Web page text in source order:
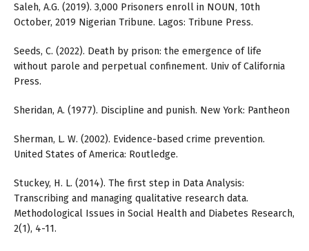
Saleh, A.G. (2019). 3,000 Prisoners enroll in NOUN, 10th
October, 2019 Nigerian Tribune. Lagos: Tribune Press.
Seeds, C. (2022). Death by prison: the emergence of life
without parole and perpetual confinement. Univ of California
Press.
Sheridan, A. (1977). Discipline and punish. New York: Pantheon
Sherman, L. W. (2002). Evidence-based crime prevention.
United States of America: Routledge.
Stuckey, H. L. (2014). The first step in Data Analysis:
Transcribing and managing qualitative research data.
Methodological Issues in Social Health and Diabetes Research,
2(1), 4-11.